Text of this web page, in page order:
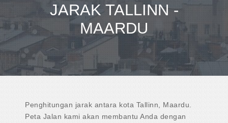
JARAK TALLINN -
MAARDU
Penghitungan jarak antara kota Tallinn, Maardu.
Peta Jalan kami akan membantu Anda dengan